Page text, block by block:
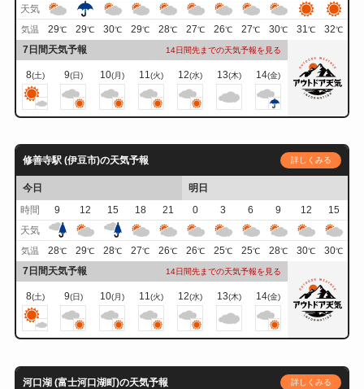
天気
気温 29℃ 29℃ 30℃ 29℃ 28℃ 27℃ 26℃ 27℃ 30℃ 31℃ 32℃
7日間天気予報 14日間先までの天気予報を見る
8(土) 9(日) 10(月) 11(火) 12(水) 13(木) 14(金)
修善寺駅 (伊豆市)の天気予報 詳しくみる
今日
明日
時間
9 12 15 18 21 0 3 6 9 12
15
天気
気温 28℃ 29℃ 28℃ 27℃ 26℃ 26℃ 25℃ 25℃ 28℃ 30℃ 30℃
7日間天気予報 14日間先までの天気予報を見る
8(土) 9(日) 10(月) 11(火) 12(水) 13(木) 14(金)
河口湖 (富士河口湖町)の天気予報 詳しくみる